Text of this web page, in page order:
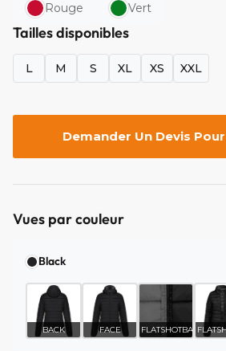
Rouge Vert
Tailles disponibles
L M S XL XS XXL
Demander Un Devis
Vues par couleur
Black
BACK FACE FLATSHOTBACK